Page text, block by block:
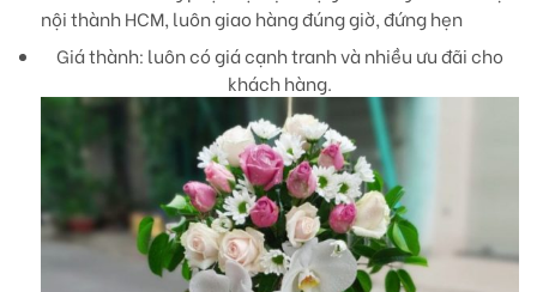
nội thành HCM, luôn giao hàng đúng giờ, đứng hẹn
Giá thành: luôn có giá cạnh tranh và nhiều ưu đãi cho
khách hàng.